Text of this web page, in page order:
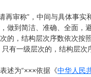
审称”，中间与具体事实
做到简洁、准确、全面，
，结构层次序数依次按
一级层次的，结构层次
述为“×××依据《中华人民